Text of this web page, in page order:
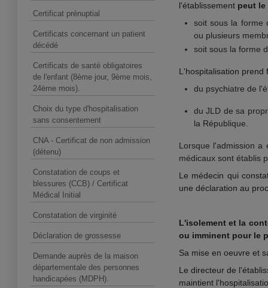
Certificat prénuptial
Certificats concernant un patient
décédé
Certificats de santé obligatoires
de l'enfant (8ème jour, 9ème mois,
24ème mois).
Choix du type d'hospitalisation
sans consentement
CNA - Certificat de non admission
(détenu)
Constatation de coups et
blessures (CCB) / Certificat
Médical Initial
Constatation de virginité
Déclaration de grossesse
Demande auprès de la maison
départementale des personnes
handicapées (MDPH).
l'établissement peut le
soit sous la forme
ou plusieurs
soit sous la forme
L'hospitalisation prend
du psychiatre de
du JLD de sa
la République.
Lorsque l'admission a
médicaux sont établis
Le médecin qui
une déclaration au
L'isolement et la
ou imminent pour le
Sa mise en oeuvre et
Le directeur de
maintient